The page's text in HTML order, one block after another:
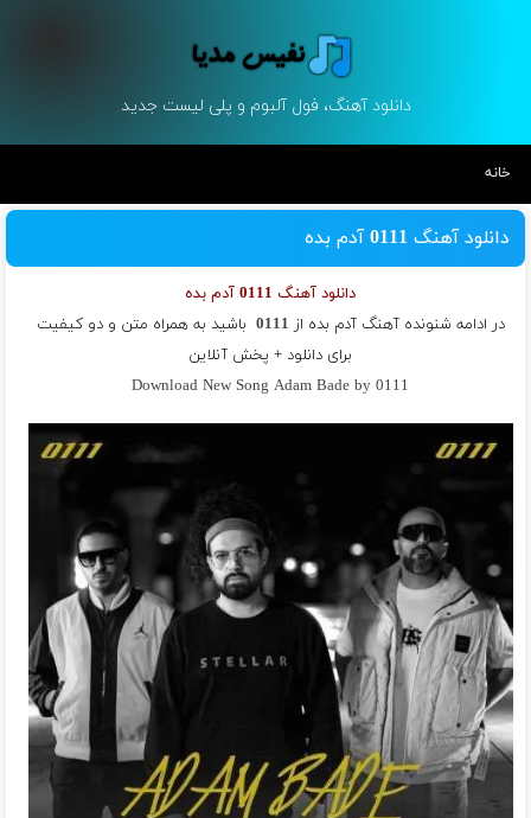
دانلود آهنگ، فول آلبوم و پلی لیست جدید
خانه
دانلود آهنگ 0111 آدم بده
دانلود آهنگ 0111 آدم بده
در ادامه شنونده آهنگ آدم بده از 0111 باشید به همراه متن و دو کیفیت
برای دانلود + پخش آنلاین
Download New Song Adam Bade by 0111